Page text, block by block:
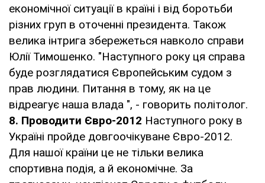
економічної ситуації в країні і від боротьби
різних груп в оточенні президента. Також
велика інтрига збережеться навколо справи
Юлії Тимошенко. "Наступного року ця справа
буде розглядатися Європейським судом з
прав людини. Питання в тому, як на це
відреагує наша влада ", - говорить політолог.
8. Проводити Євро-2012 Наступного року в
Україні пройде довгоочікуване Євро-2012.
Для нашої країни це не тільки велика
спортивна подія, а й економічне. За